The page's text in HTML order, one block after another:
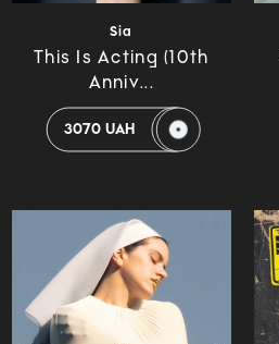
Sia
This Is Acting (10th
Anniv...
3070 UAH